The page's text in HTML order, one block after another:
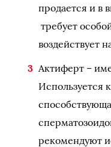
продается и в
требует
воздействует
Актиферт –
Используется
рекомендуют